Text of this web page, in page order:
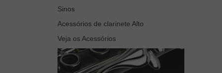
Sinos
Acessórios de clarinete Alto
Veja os Acessórios